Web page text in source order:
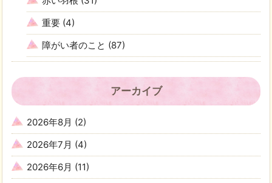
重要 (4)
障がい者のこと (87)
アーカイブ
2026年8月 (2)
2026年7月 (4)
2026年6月 (11)